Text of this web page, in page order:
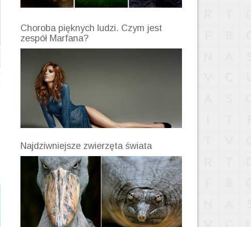
Choroba pięknych ludzi. Czym jest
zespół Marfana?
Najdziwniejsze zwierzęta świata